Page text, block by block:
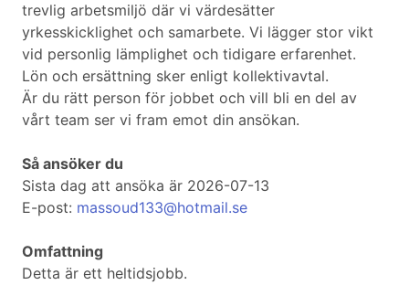
trevlig arbetsmiljö där vi värdesätter
yrkesskicklighet och samarbete. Vi lägger stor vikt
vid personlig lämplighet och tidigare erfarenhet.
Lön och ersättning sker enligt kollektivavtal.
Är du rätt person för jobbet och vill bli en del av
vårt team ser vi fram emot din ansökan.
Så ansöker du
Sista dag att ansöka är 2026-07-13
E-post: massoud133@hotmail.se
Omfattning
Detta är ett heltidsjobb.